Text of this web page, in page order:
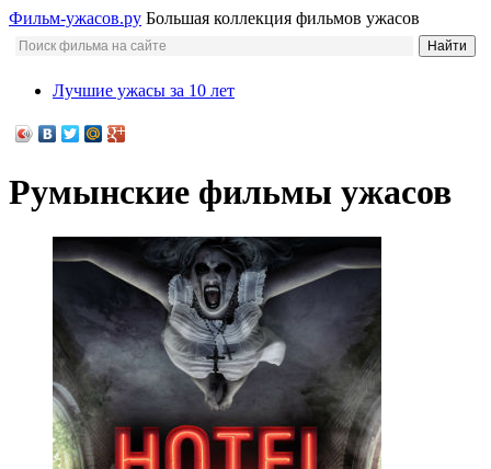
Фильм-ужасов.ру Большая коллекция фильмов ужасов
Лучшие ужасы за 10 лет
Румынские фильмы ужасов